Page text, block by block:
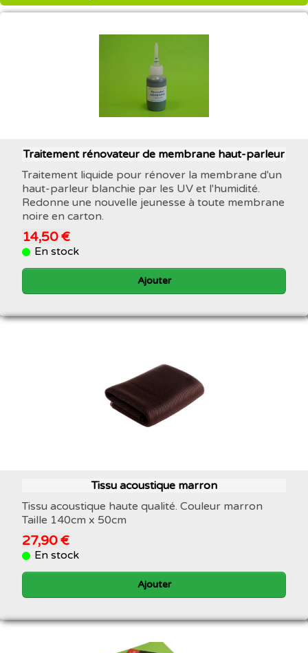
Traitement rénovateur de membrane haut-parleur
Traitement liquide pour rénover la membrane d'un
haut-parleur blanchie par les UV et l'humidité.
Redonne une nouvelle jeunesse à toute membrane
noire en carton.
14,50 €
En stock
Ajouter
Tissu acoustique marron
Tissu acoustique haute qualité. Couleur marron
Taille 140cm x 50cm
27,90 €
En stock
Ajouter